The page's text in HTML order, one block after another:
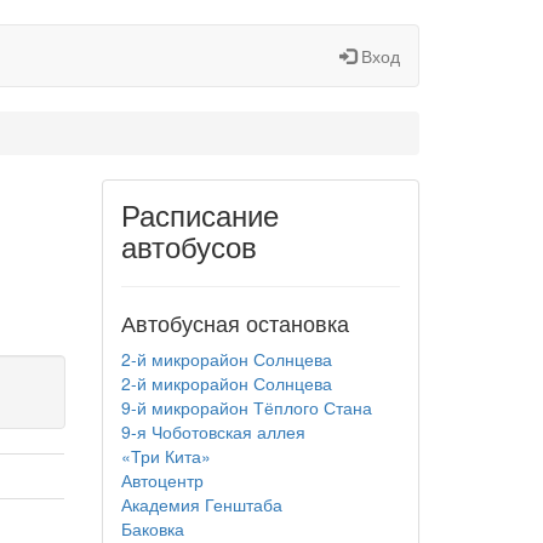
Вход
Расписание
автобусов
Автобусная остановка
2-й микрорайон Солнцева
2-й микрорайон Солнцева
9-й микрорайон Тёплого Стана
9-я Чоботовская аллея
«Три Кита»
Автоцентр
Академия Генштаба
Баковка